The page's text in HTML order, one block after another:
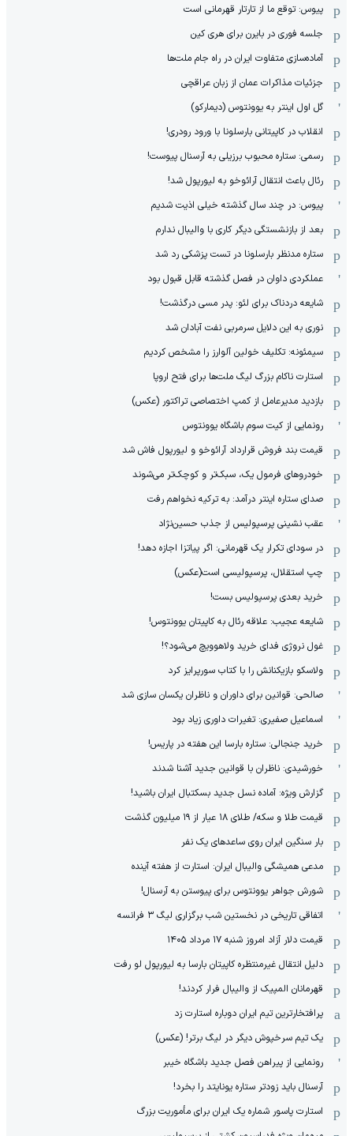
پیوس: توقع ما از تارتار قهرمانی است
جلسه فوری در بایرن برای هری کین
آماده‌سازی متفاوت ایران در راه جام ملت‌ها
جزئیات مذاکرات عمان از زبان عراقچی
گل اول اینتر به یوونتوس (دیمارکو)
انقلاب در کاپیتانی بارسلونا با ورود رودری!
رسمی: ستاره محبوب برزیلی به آرسنال پیوست!
رئال باعث انتقال آرائوخو به لیورپول شد!
پیوس: در چند سال گذشته خیلی اذیت شدیم
بعد از بازنشستگی دیگر کاری با والیبال ندارم
ستاره مدنظر بارسلونا در تست پزشکی رد شد
عملکردی داوان در فصل گذشته قابل قبول بود
شایعه دردناک برای لئو: پدر مسی درگذشت!
نوری به این دلایل سرمربی نفت آبادان شد
سیمئونه: تکلیف خولین آلوارز را مشخص کردیم
استارت ناکام بزرگ لیگ ملت‌ها برای فتح اروپا
بازدید مدیرعامل از کمپ اختصاصی تراکتور (عکس)
رونمایی از کیت سوم باشگاه یوونتوس
قیمت بند فروش قرارداد آرائوخو و لیورپول فاش شد
خودروهای فرمول یک، سبک‌تر و کوچک‌تر می‌شوند
صدای ستاره اینتر درآمد: به ترکیه نخواهم رفت
عقب نشینی پرسپولیس از جذب حسین‌نژاد
در سودای تکرار یک قهرمانی: اگر پیاتزا اجازه دهد!
چپ استقلال، پرسپولیسی است(عکس)
خرید بعدی پرسپولیس بست!
شایعه عجیب: علاقه رئال به کاپیتان یوونتوس!
غول نروژی فدای خرید ولاهوویچ می‌شود؟!
ولاسکو بازیکنانش را با کتاب سورپرایز کرد
صالحی: قوانین برای داوران و ناظران یکسان سازی شد
اسماعیل صفیری: تغیرات داوری زیاد بود
خرید جنجالی: ستاره بارسا این هفته در پاریس!
خورشیدی: ناظران با قوانین جدید آشنا شدند
گزارش ویژه‌: آماده نسل جدید بسکتبال ایران باشید!
قیمت طلا و سکه/ طلای ۱۸ عیار از ۱۹ میلیون گذشت
بار سنگین ایران روی ساعدهای یک نفر
مدعی همیشگی والیبال ایران: استارت از هفته آینده
شورش جواهر یوونتوس برای پیوستن به آرسنال!
اتفاقی تاریخی در نخستین شب برگزاری لیگ ۳ فرانسه
قیمت دلار آزاد امروز شنبه ۱۷ مرداد ۱۴۰۵
دلیل انتقال غیرمنتظره کاپیتان بارسا به لیورپول لو رفت
قهرمانان المپیک از والیبال فرار کردند!
پرافتخارترین تیم ایران دوباره استارت زد
یک تیم سرخپوش دیگر در لیگ برتر! (عکس)
رونمایی از پیراهن فصل جدید باشگاه خیبر
آرسنال باید زودتر ستاره یونایتد را بخرد!
استارت پاسور شماره یک ایران برای مأموریت بزرگ